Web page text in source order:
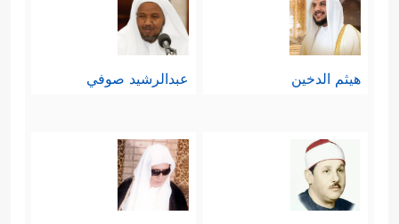
هيثم الدخين عبدالرشيد صوفي